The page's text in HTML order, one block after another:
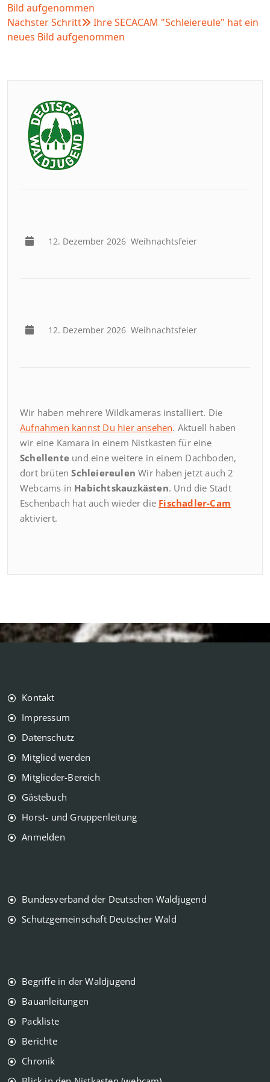
Bild aufgenommen
Nächster Schritt
Ihre SECACAM "Schleiereule" hat ein
neues Bild aufgenommen
12. Dezember 2026 Weihnachtsfeier
12. Dezember 2026 Weihnachtsfeier
Wir haben mehrere Wildkameras installiert. Die
Aufnahmen kannst Du hier ansehen. Aktuell haben
wir eine Kamara in einem Nistkasten für eine
Schellente und eine weitere in einem Dachboden,
dort brütenSchleiereulen Wir haben jetzt auch 2
Webcams in Habichtskauzkästen. Und die Stadt
Eschenbach hat auch wieder die Fischadler-Cam
aktiviert.
Kontakt
Impressum
Datenschutz
Mitglied werden
Mitglieder-Bereich
Gästebuch
Horst- und Gruppenleitung
Anmelden
Bundesverband der Deutschen Waldjugend
Schutzgemeinschaft Deutscher Wald
Begriffe in der Waldjugend
Bauanleitungen
Packliste
Berichte
Chronik